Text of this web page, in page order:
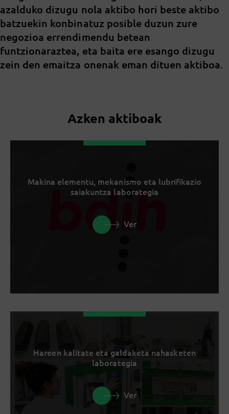
azalduko dizugu nola aktibo hori beste aktibo
batzuekin konbinatuz posible duzun zure
negozioa errendimendu betean
funtzionaraztea, eta baita ere esango dizugu
zein den emaitza onenak eman dituen aktiboa.
Azken aktiboak
Makina elementu, mekanismo eta lubrifikazio
saiakuntza laborategia
Ver
Hareen kalitate eta galdaketa nahasketen
laborategia
Ver